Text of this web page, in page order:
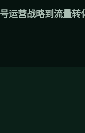
运营战略到流量转